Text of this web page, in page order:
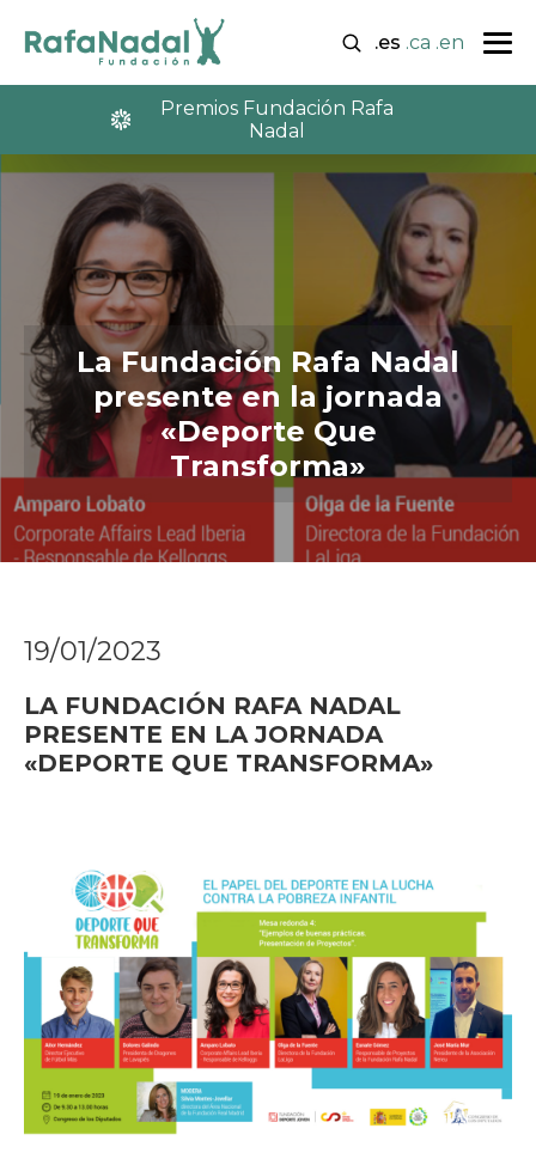
.es .ca .en
Premios Fundación Rafa
Nadal
La Fundación Rafa Nadal
presente en la jornada
«Deporte Que
Transforma»
19/01/2023
LA FUNDACIÓN RAFA NADAL
PRESENTE EN LA JORNADA
«DEPORTE QUE TRANSFORMA»